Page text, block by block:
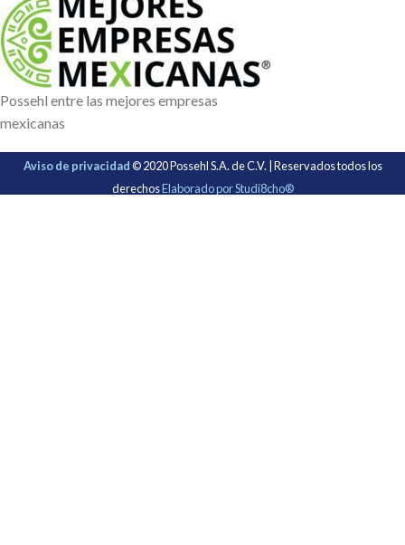
Possehl entre las mejores empresas
mexicanas
Aviso de privacidad© 2020 Possehl S.A. de C.V. | Reservados todos los
derechosElaborado por Studi8cho®